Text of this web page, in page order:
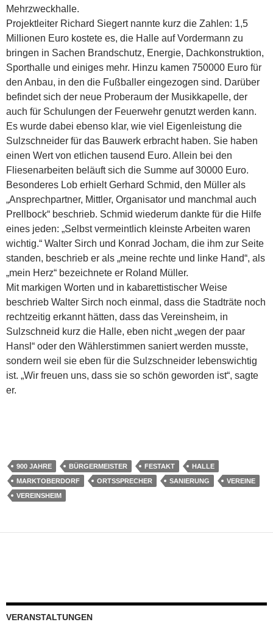
Mehrzweckhalle.
Projektleiter Richard Siegert nannte kurz die Zahlen: 1,5
Millionen Euro kostete es, die Halle auf Vordermann zu
bringen in Sachen Brandschutz, Energie, Dachkonstruktion,
Sporthalle und einiges mehr. Hinzu kamen 750000 Euro für
den Anbau, in den die Fußballer eingezogen sind. Darüber
befindet sich der neue Proberaum der Musikkapelle, der
auch für Schulungen der Feuerwehr genutzt werden kann.
Es wurde dabei ebenso klar, wie viel Eigenleistung die
Sulzschneider für das Bauwerk erbracht haben. Sie haben
einen Wert von etlichen tausend Euro. Allein bei den
Fliesenarbeiten beläuft sich die Summe auf 30000 Euro.
Besonderes Lob erhielt Gerhard Schmid, den Müller als
„Ansprechpartner, Mittler, Organisator und manchmal auch
Prellbock“ beschrieb. Schmid wiederum dankte für die Hilfe
eines jeden: „Selbst vermeintlich kleinste Arbeiten waren
wichtig.“ Walter Sirch und Konrad Jocham, die ihm zur Seite
standen, beschrieb er als „meine rechte und linke Hand“, als
„mein Herz“ bezeichnete er Roland Müller.
Mit markigen Worten und in kabarettistischer Weise
beschrieb Walter Sirch noch einmal, dass die Stadträte noch
rechtzeitig erkannt hätten, dass das Vereinsheim, in
Sulzschneid kurz die Halle, eben nicht „wegen der paar
Hansl“ oder den Wählerstimmen saniert werden musste,
sondern weil sie eben für die Sulzschneider lebenswichtig
ist. „Wir freuen uns, dass sie so schön geworden ist“, sagte
er.
900 JAHRE BÜRGERMEISTER FESTAKT
HALLE
MARKTOBERDORF
ORTSSPRECHER SANIERUNG
VEREINE
VEREINSHEIM
VERANSTALTUNGEN